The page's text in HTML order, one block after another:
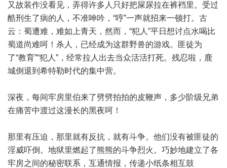
又故装作没看见，弄得许多人只好把屎尿拉在裤裆里。受过
酷刑生了病的人，不准呻吟，“哼”一声就招来一顿打。古
云：蜀遭难，难如上青天，然而，“犯人”平日想讨点水喝比
蜀道尚难呵！杀人，已经成为这群野兽的游戏。匪徒为
了“教育”“犯人”，经常拉人出去当众活活打死。残忍啦，鹿
城倒退到希特勒时代的集中营。
深夜，每间牢房里伯来了劈劈拍拍的皮鞭声，多少阶级兄弟
在痛苦中渡过这漫长的黑夜呵！
那里有压迫，那里就有反抗，就有斗争。他们没有被匪徒的
淫威吓倒。地狱里燃起了熊熊的斗争烈火。巧妙地建立了各
牢房之间的秘密联系，互通情报，传递小纸条相互鼓